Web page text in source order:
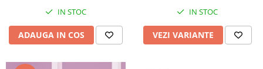
IN STOC
ADAUGA IN COS
IN STOC
VEZI VARIANTE